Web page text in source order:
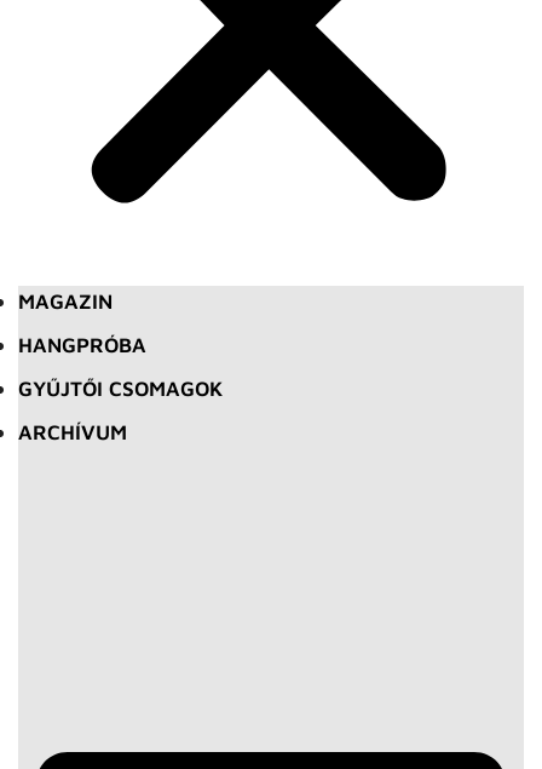
MAGAZIN
HANGPRÓBA
GYŰJTŐI CSOMAGOK
ARCHÍVUM